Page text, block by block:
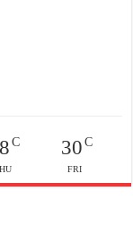
C 30C
FRI